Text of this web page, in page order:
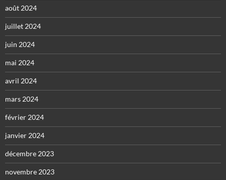
août 2024
juillet 2024
juin 2024
mai 2024
avril 2024
mars 2024
février 2024
janvier 2024
décembre 2023
novembre 2023